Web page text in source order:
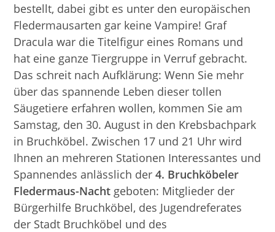
bestellt, dabei gibt es unter den europäischen
Fledermausarten gar keine Vampire! Graf
Dracula war die Titelfigur eines Romans und
hat eine ganze Tiergruppe in Verruf gebracht.
Das schreit nach Aufklärung: Wenn Sie mehr
über das spannende Leben dieser tollen
Säugetiere erfahren wollen, kommen Sie am
Samstag, den 30. August in den Krebsbachpark
in Bruchköbel. Zwischen 17 und 21 Uhr wird
Ihnen an mehreren Stationen Interessantes und
Spannendes anlässlich der 4. Bruchköbeler
Fledermaus-Nacht geboten: Mitglieder der
Bürgerhilfe Bruchköbel, des Jugendreferates
der Stadt Bruchköbel und des